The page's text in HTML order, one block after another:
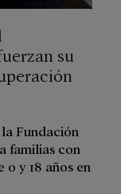
su
Fundación
familias con
0 y 18 años en